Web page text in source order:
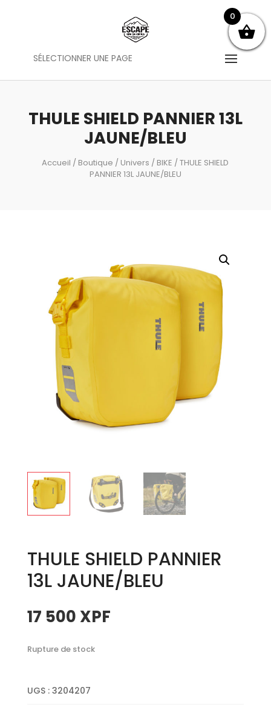
SÉLECTIONNER UNE PAGE
THULE SHIELD PANNIER 13L
JAUNE/BLEU
Accueil / Boutique / Univers / BIKE / THULE SHIELD
PANNIER 13L JAUNE/BLEU
THULE SHIELD PANNIER
13L JAUNE/BLEU
17 500 XPF
Rupture de stock
UGS : 3204207
0